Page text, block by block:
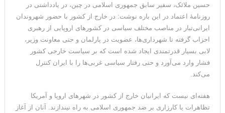
حسین ملائک، سفیر سابق جمهوری اسلامی در چین، در یادداشتی در
روزنامۀ اعتماد در این باره نوشت: در خارج از کشور با حضور شهروندان
ایرانی‌تبار در مناصب مختلف سیاسی در کشورهای اروپایی از رهبری
احزاب گرفته تا شهرداری‌ها، عضویت در پارلمان و حتی معاونت وزیر،
لابی بسیار قدرتمندی ایجاد شده است که بر سیاست خارجی کشور
فشار وارد می‌آورد و حتی رفتار سیاسی غربی‌ها را با ایران کنترل
می‌کند.
هفته‌ای نیست که ایرانیان خارج از کشور در شهرهای اروپا و آمریکا
تظاهرات یا کارزاری بر ضد جمهوری اسلامی به راه نیندازند. آنان از آغاز